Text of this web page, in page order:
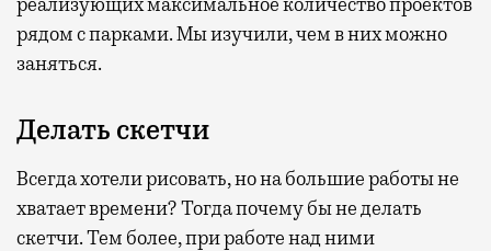
рядом с парками. Мы изучили, чем в них можно
заняться.
Делать скетчи
Всегда хотели рисовать, но на большие работы не
хватает времени? Тогда почему бы не делать
скетчи. Тем более, при работе над ними